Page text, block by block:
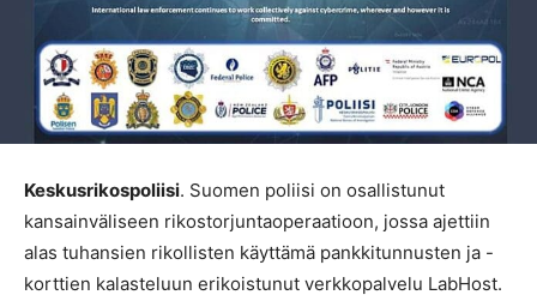
Keskusrikospoliisi. Suomen poliisi on osallistunut
kansainväliseen rikostorjuntaoperaatioon, jossa ajettiin
alas tuhansien rikollisten käyttämä pankkitunnusten ja -
korttien kalasteluun erikoistunut verkkopalvelu LabHost.